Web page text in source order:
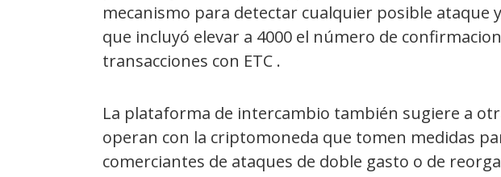
mecanismo para detectar cualquier posible ataque
que incluyó elevar a 4000 el número de
transacciones con ETC .
La plataforma de intercambio también sugiere a
operan con la criptomoneda que tomen medidas
comerciantes de ataques de doble gasto o de